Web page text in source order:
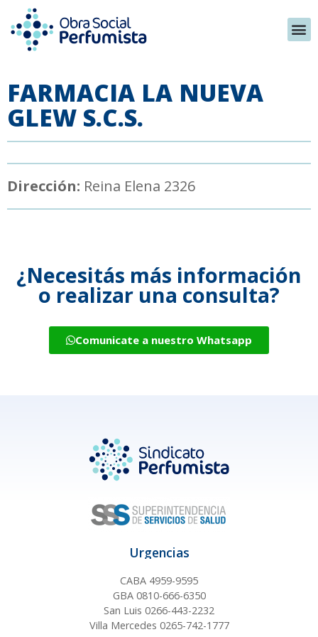
FARMACIA LA NUEVA
GLEW S.C.S.
Dirección: Reina Elena 2326
¿Necesitás más información
o realizar una consulta?
Comunicate a nuestro Whatsapp
Urgencias
CABA 4959-9595
GBA 0810-666-6350
San Luis 0266-443-2232
Villa Mercedes 0265-742-1777